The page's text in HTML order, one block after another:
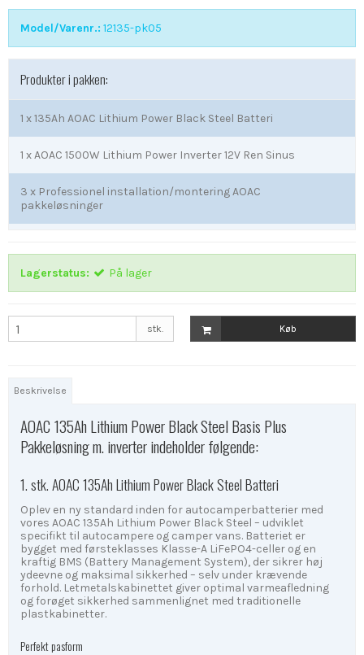
Model/Varenr.: 12135-pk05
Produkter i pakken:
1 x135Ah AOAC Lithium Power Black Steel Batteri
1 xAOAC 1500W Lithium Power Inverter 12V Ren Sinus
3 x Professionel installation/montering AOAC
pakkeløsninger
Lagerstatus: På lager
stk. Køb
Beskrivelse
AOAC 135Ah Lithium Power Black Steel Basis Plus
Pakkeløsning m. inverter indeholder følgende:
1. stk. AOAC 135Ah Lithium Power Black Steel Batteri
Oplev en ny standard inden for autocamperbatterier med
vores AOAC 135Ah Lithium Power Black Steel – udviklet
specifikt til autocampere og camper vans. Batteriet er
bygget med førsteklasses Klasse-A LiFePO4-celler og en
kraftig BMS (Battery Management System), der sikrer høj
ydeevne og maksimal sikkerhed – selv under krævende
forhold. Letmetalskabinettet giver optimal varmeafledning
og forøget sikkerhed sammenlignet med traditionelle
plastkabinetter.
Perfekt pasform